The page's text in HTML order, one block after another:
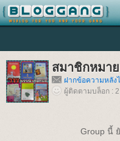
สมาชิกหมาย
ฝากข้อความหลัง
ผู้ติดตามบล็อก :
Group นี้